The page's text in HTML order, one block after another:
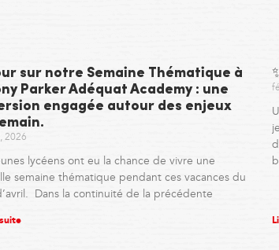
sur notre Semaine Thématique à
Parker Adéquat Academy : une
engagée autour des enjeux
2026
lycéens ont eu la chance de vivre une
semaine thématique pendant ces vacances du
Dans la continuité de la précédente